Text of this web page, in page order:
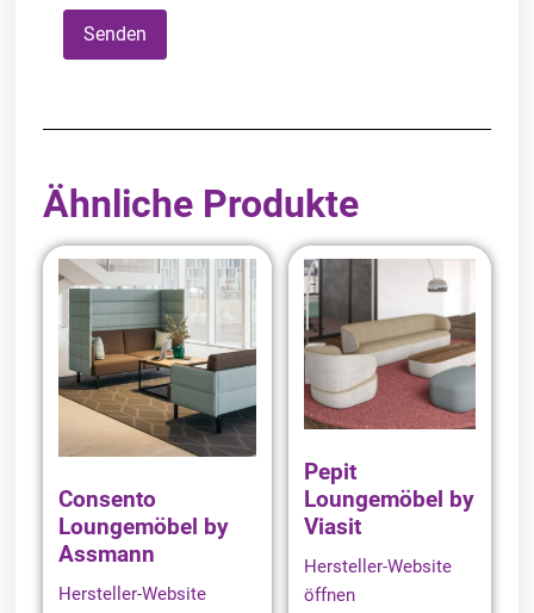
Ähnliche Produkte
Consento
Loungemöbel by
Assmann
Hersteller-Website
Pepit
Loungemöbel by
Viasit
Hersteller-Website
öffnen